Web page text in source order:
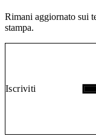
Rimani aggiornato sui
stampa.
Iscriviti